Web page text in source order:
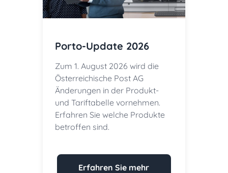
Porto-Update 2026
Zum 1. August 2026 wird die
Österreichische Post AG
Änderungen in der Produkt-
und Tariftabelle vornehmen.
Erfahren Sie welche Produkte
betroffen sind.
Erfahren Sie mehr